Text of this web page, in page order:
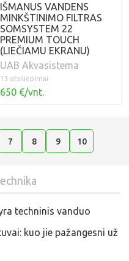
IŠMANUS VANDENS
MINKŠTINIMO FILTRAS
SOMSYSTEM 22
PREMIUM TOUCH
(LIEČIAMU EKRANU)
UAB Akvasistema
13 atsiliepimai
650 €/vnt.
7 8 9 10
techninis vanduo
kuo jie pažangesni už